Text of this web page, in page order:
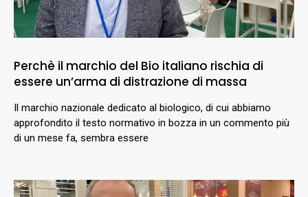
Perchè il marchio del Bio italiano rischia di
essere un’arma di distrazione di massa
Il marchio nazionale dedicato al biologico, di cui abbiamo
approfondito il testo normativo in bozza in un commento più
di un mese fa, sembra essere